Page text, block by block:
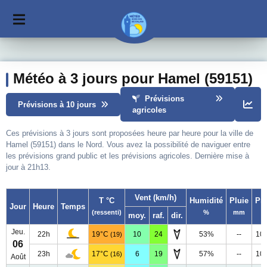
Météo à 3 jours pour Hamel (59151)
Prévisions à 10 jours
Prévisions
agricoles
Ces prévisions à 3 jours sont proposées heure par heure pour la ville de
Hamel (59151) dans le Nord. Vous avez la possibilité de naviguer entre
les prévisions grand public et les prévisions agricoles. Dernière mise à
jour à 21h13.
Jour Heure Temps
T °C
(ressenti)
Vent (km/h) Humidité
%
Pluie
mm
moy. raf. dir.
Jeu.
06
Août
22h 19°C (19) 10 24 53% --
23h 17°C (16) 6 19 57% --